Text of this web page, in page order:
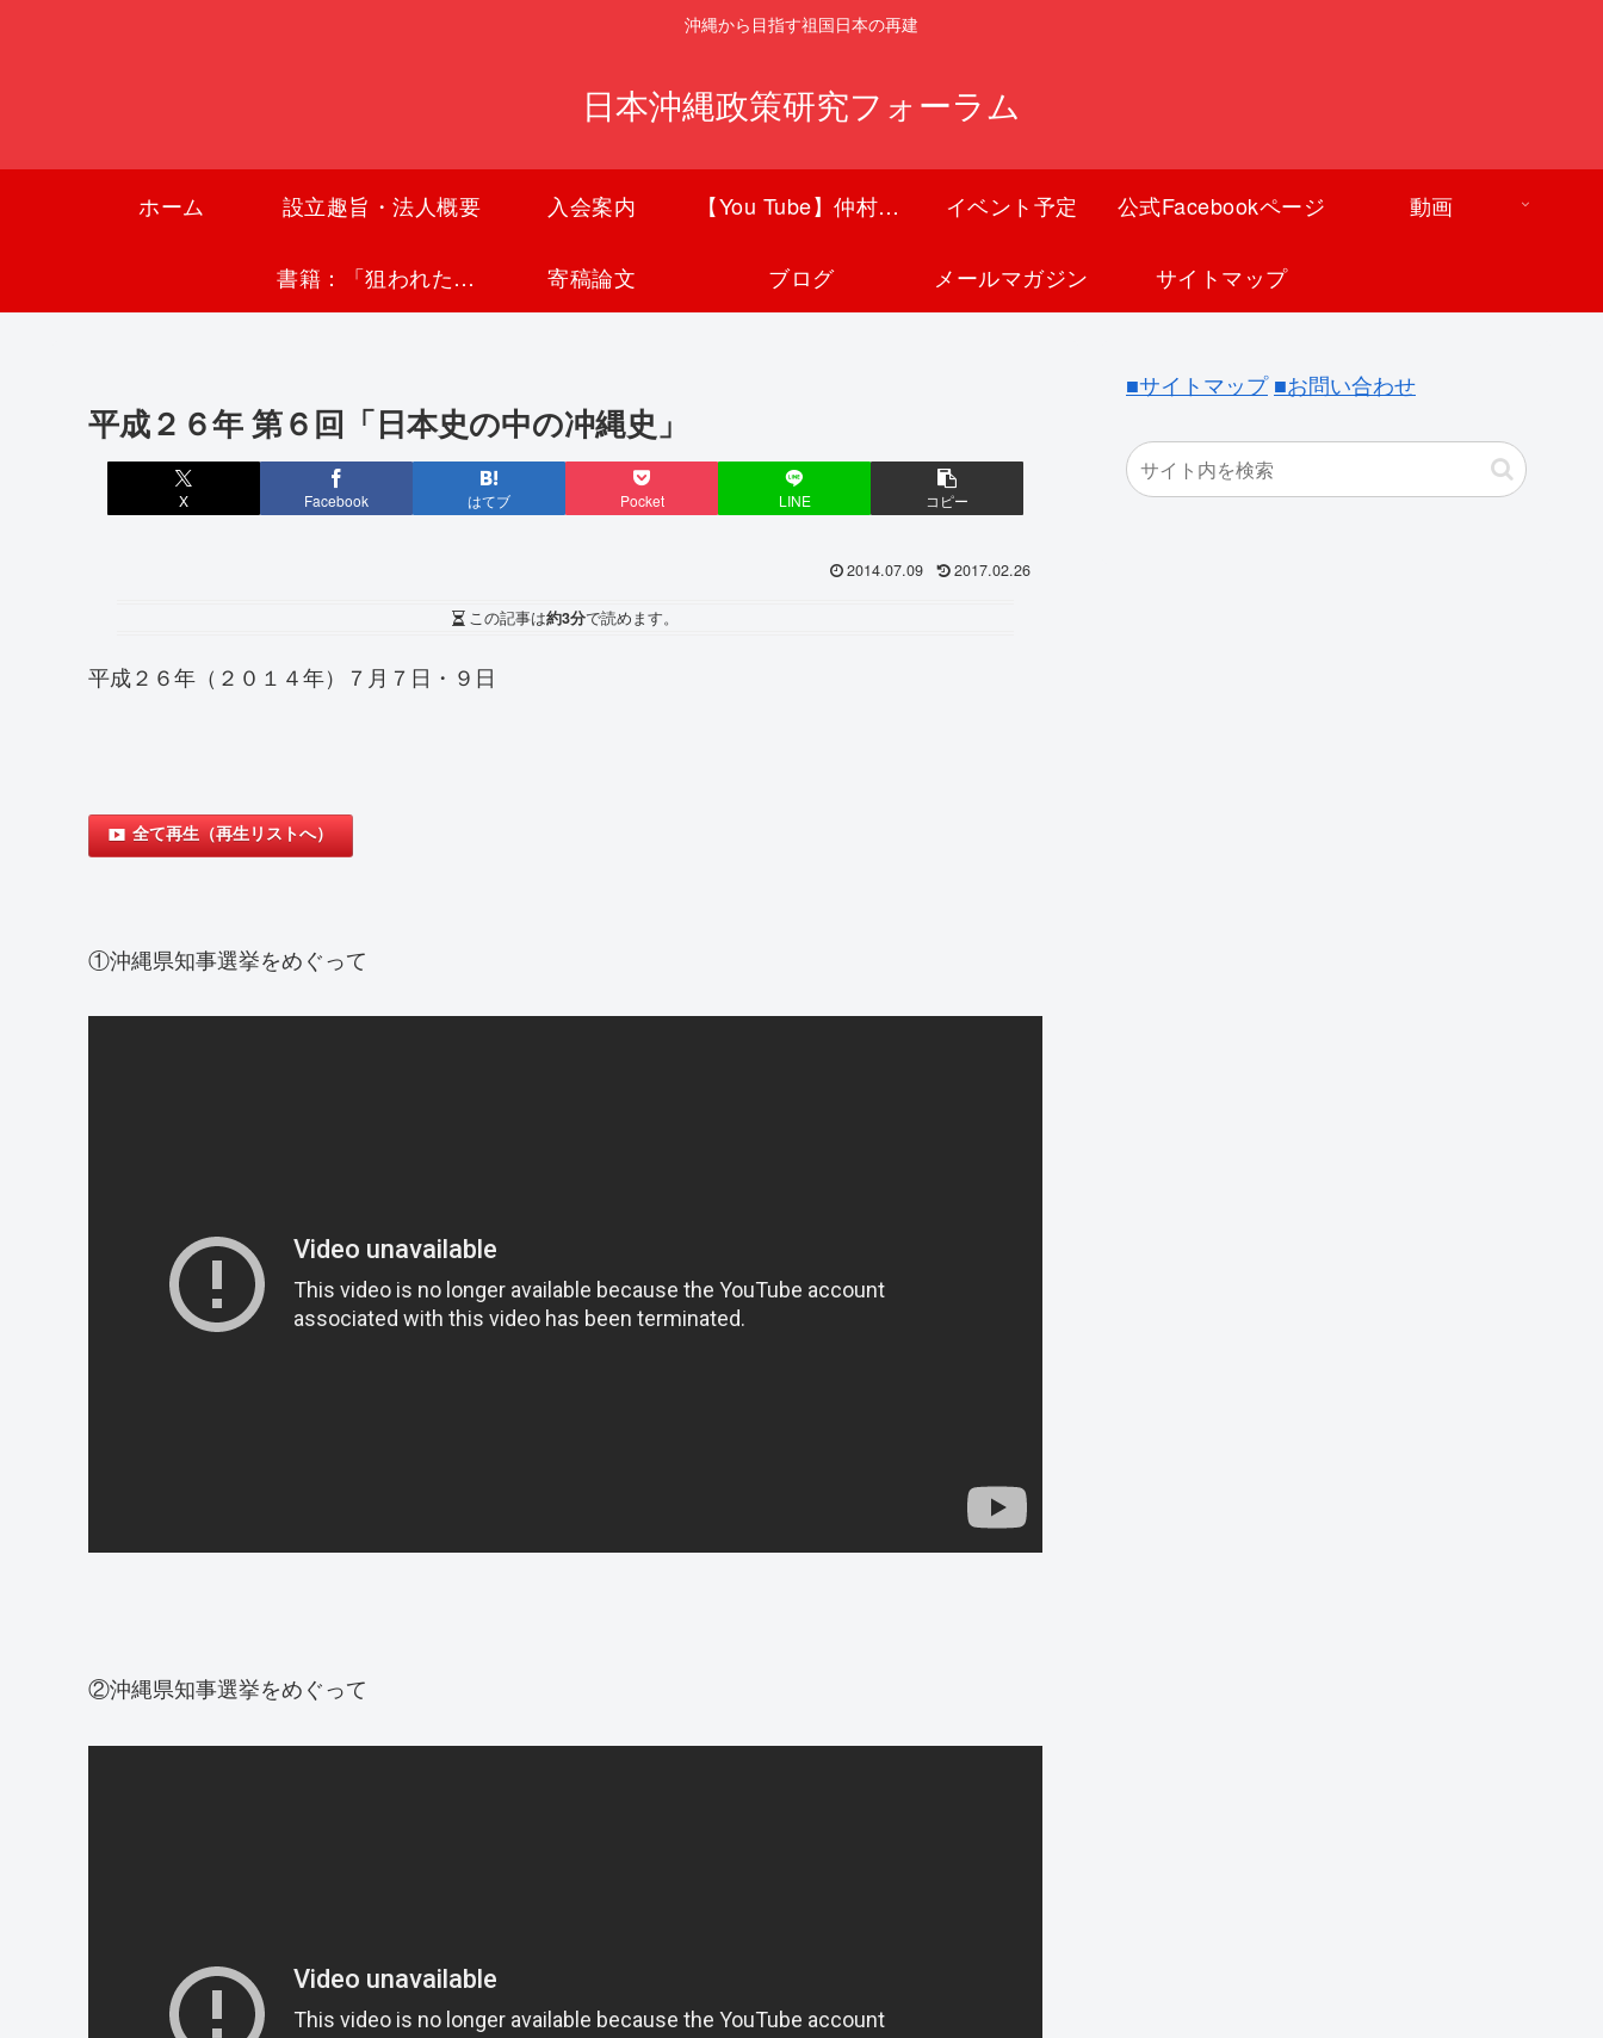
沖縄から目指す祖国日本の再建
日本沖縄政策研究フォーラム
ホーム 設立趣旨・法人概要 入会案内 【You Tube】仲村覚チャンネル イベント予定 公式Facebookページ 動画
書籍：「狙われた沖縄〜真実の沖縄史が日本を救う〜」 寄稿論文 ブログ メールマガジン サイトマップ
平成２６年 第６回「日本史の中の冲縄史」
X Facebook はてブ Pocket LINE コピー
2014.07.09 2017.02.26
この記事は約3分で読めます。
平成２６年（２０１４年）７月７日・９日
全て再生（再生リストへ）
①沖縄県知事選挙をめぐって
②沖縄県知事選挙をめぐって
■サイトマップ ■お問い合わせ